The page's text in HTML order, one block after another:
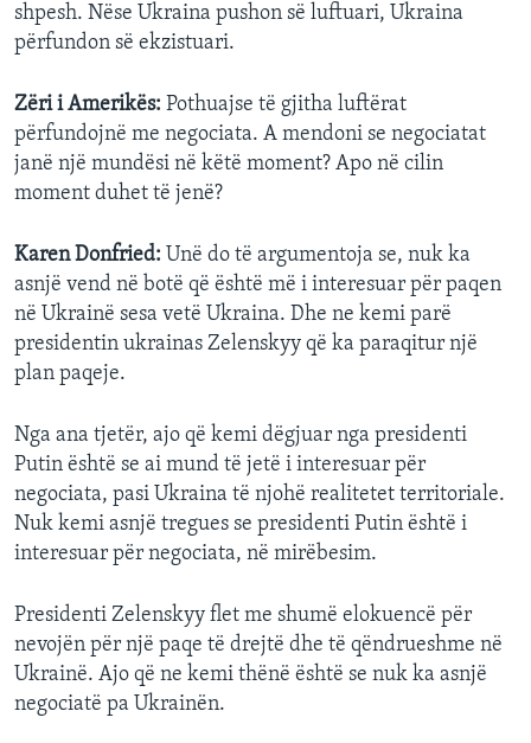
shpesh. Nëse Ukraina pushon së luftuari, Ukraina
përfundon së ekzistuari.
Zëri i Amerikës: Pothuajse të gjitha luftërat
përfundojnë me negociata. A mendoni se negociatat
janë një mundësi në këtë moment? Apo në cilin
moment duhet të jenë?
Karen Donfried: Unë do të argumentoja se, nuk ka
asnjë vend në botë që është më i interesuar për paqen
në Ukrainë sesa vetë Ukraina. Dhe ne kemi parë
presidentin ukrainas Zelenskyy që ka paraqitur një
plan paqeje.
Nga ana tjetër, ajo që kemi dëgjuar nga presidenti
Putin është se ai mund të jetë i interesuar për
negociata, pasi Ukraina të njohë realitetet territoriale.
Nuk kemi asnjë tregues se presidenti Putin është i
interesuar për negociata, në mirëbesim.
Presidenti Zelenskyy flet me shumë elokuencë për
nevojën për një paqe të drejtë dhe të qëndrueshme në
Ukrainë. Ajo që ne kemi thënë është se nuk ka asnjë
negociatë pa Ukrainën.